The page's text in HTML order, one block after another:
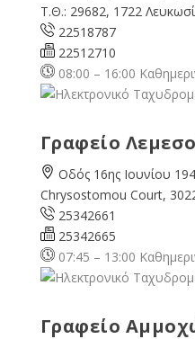
Τ.Θ.: 29682, 1722
22518787
22512710
08:00 – 16:00
Γραφείο
Οδός 16ης Ιουνίου
Chrysostomou Court,
25342661
25342665
07:45 – 13:00
Γραφείο